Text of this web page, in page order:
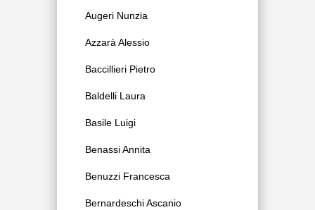
Augeri Nunzia
Azzarà Alessio
Baccillieri Pietro
Baldelli Laura
Basile Luigi
Benassi Annita
Benuzzi Francesca
Bernardeschi Ascanio